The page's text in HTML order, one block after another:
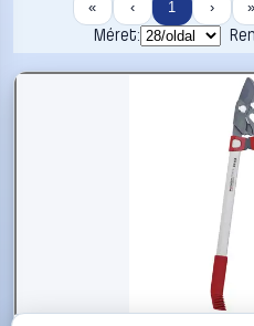
« ‹ 1 › »
Méret: